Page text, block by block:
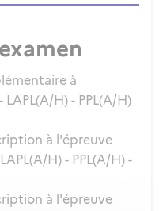
à
LAPL(A/H) - PPL(A/H)
à l'épreuve
H) - PPL(A/H) -
à l'épreuve